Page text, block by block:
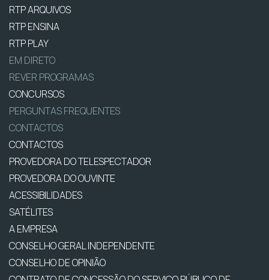
RTP ARQUIVOS
RTP ENSINA
RTP PLAY
EM DIRETO
REVER PROGRAMAS
CONCURSOS
PERGUNTAS FREQUENTES
CONTACTOS
CONTACTOS
PROVEDORA DO TELESPECTADOR
PROVEDORA DO OUVINTE
ACESSIBILIDADES
SATÉLITES
A EMPRESA
CONSELHO GERAL INDEPENDENTE
CONSELHO DE OPINIÃO